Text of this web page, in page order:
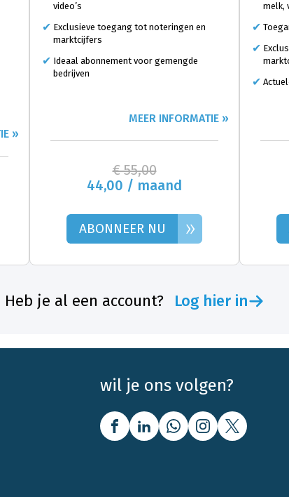
»
video’s
Exclusieve toegang tot noteringen en
marktcijfers
Ideaal abonnement voor gemengde
bedrijven
MEER INFORMATIE »
€ 55,00
44,00 / maand
ABONNEER NU »
melk,
Heb je al een account? Log hier in
wil je ons volgen?